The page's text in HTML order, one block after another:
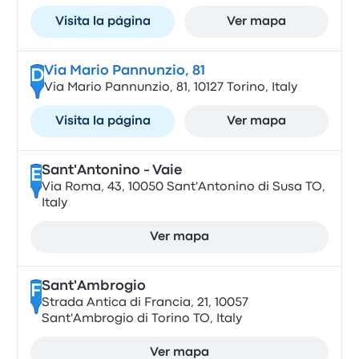
Visita la página Ver mapa
DVia Mario Pannunzio, 81
Via Mario Pannunzio, 81, 10127 Torino, Italy
Visita la página Ver mapa
ESant'Antonino - Vaie
Via Roma, 43, 10050 Sant'Antonino di Susa TO,
Italy
Ver mapa
FSant'Ambrogio
Strada Antica di Francia, 21, 10057
Sant'Ambrogio di Torino TO, Italy
Ver mapa